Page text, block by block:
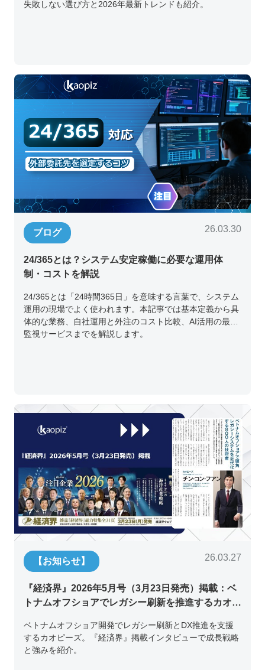
失敗しない選び方と2026年最新トレンドも紹介。
ブログ 26.03.30
24/365とは？システム安定稼働に必要な運用体
制・コストを解説
24/365とは「24時間365日」を意味する言葉で、システム
運用の現場でよく使われます。本記事では基本定義から具
体的な業務、自社運用と外注のコスト比較、AI活用の最新
監視サービスまでを解説します。
【お知らせ】 26.03.27
『経済界』2026年5月号（3月23日発売）掲載：ベ
トナムオフショアでレガシー刷新を推進するカオピ
ーズ代表取締役チン・コン・フアンの挑戦
ベトナムオフショア開発でレガシー刷新とDX推進を支援
するカオピーズ。『経済界』掲載インタビューで成長戦略
と強みを紹介。